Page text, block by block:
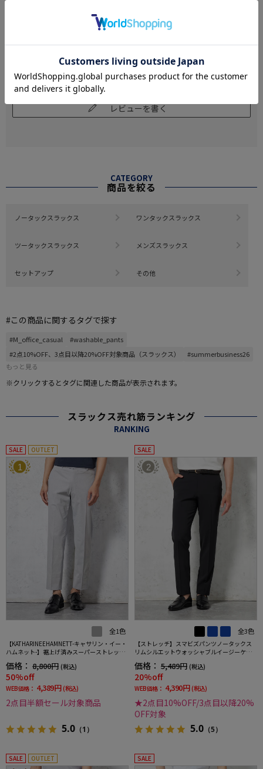
参考になった
絞り込み 表示：新しい順
レビューを書く
CATEGORY
商品を絞る
ノータックスラックス ワンタックスラックス
ツータックスラックス メンズスラックス
セットアップ その他
#この商品に関するタグで探す
#M_office_casual
#washable_pants
#2点10%OFF、3点目以降20%OFF対象商品（スラックス）
#summerbusiness26
もっと見る
※クリックするとタグに関連した商品が表示されます。
スラックス売れ筋ランキング
RANKING
SALE OUTLET
1
全1色
【KATHARINEEHAMNETT-キャサリン・イー・
ハムネット-】裾上げ済みスーパーストレッチ
無地
価格： 8,800円 (税込)
50%off
WEB価格： 4,389円 (税込)
2点目半額セール対象商品
5.0 （1）
SALE
2
全3色
【ストレッチ】スマビズパンツノータックス
リムシルエットウォッシャブルイージーケア
価格： 5,489円 (税込)
20%off
WEB価格： 4,390円 (税込)
★2点目10%OFF/3点目以降20%
OFF対象
5.0 （5）
SALE OUTLET SALE